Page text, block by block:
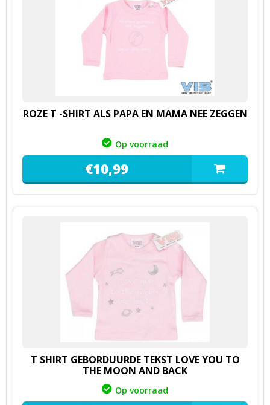
ROZE T -SHIRT ALS PAPA EN MAMA NEE ZEGGEN
Op voorraad
€10,99
T SHIRT GEBORDUURDE TEKST LOVE YOU TO
THE MOON AND BACK
Op voorraad